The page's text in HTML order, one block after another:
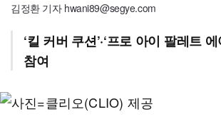
김정환 기자 hwani89@segye.com
‘킬 커버 쿠션’·‘프로 아이 팔레트
참여